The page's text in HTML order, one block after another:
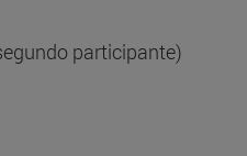
participante)